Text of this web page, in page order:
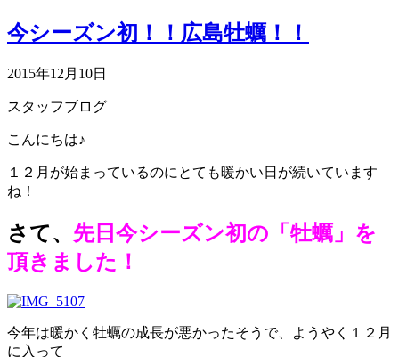
今シーズン初！！広島牡蠣！！
2015年12月10日
スタッフブログ
こんにちは♪
１２月が始まっているのにとても暖かい日が続いています
ね！
さて、 先日今シーズン初の「牡蠣」を
頂きました！
今年は暖かく牡蠣の成長が悪かったそうで、ようやく１２月
に入って